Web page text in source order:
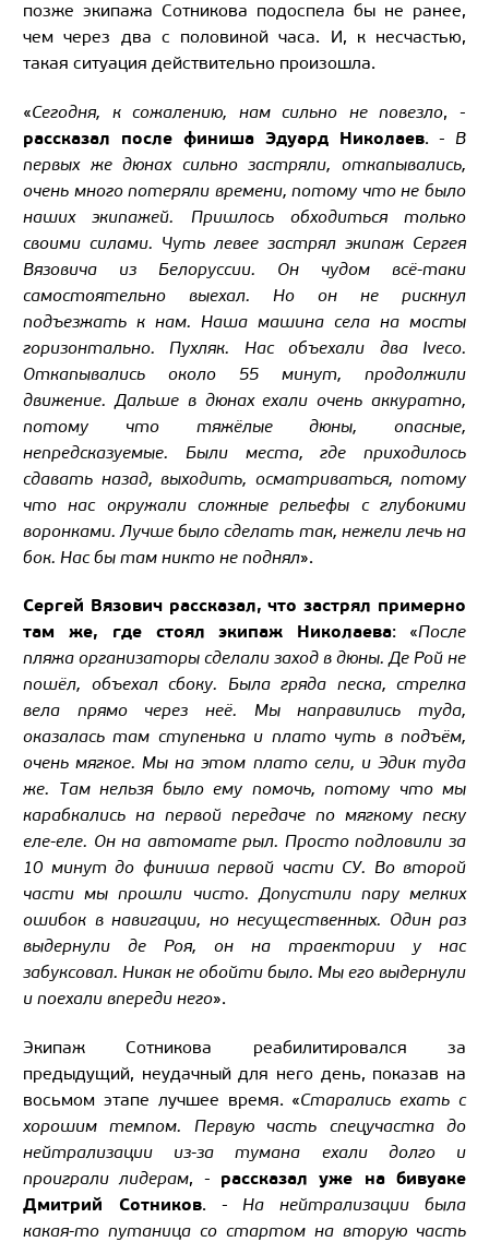
позже экипажа Сотникова подоспела бы не ранее,
чем через два с половиной часа. И, к несчастью,
такая ситуация действительно произошла.
«Сегодня, к сожалению, нам сильно не повезло, -
рассказал после финиша Эдуард Николаев. - В
первых же дюнах сильно застряли, откапывались,
очень много потеряли времени, потому что не было
наших экипажей. Пришлось обходиться только
своими силами. Чуть левее застрял экипаж Сергея
Вязовича из Белоруссии. Он чудом всё-таки
самостоятельно выехал. Но он не рискнул
подъезжать к нам. Наша машина села на мосты
горизонтально. Пухляк. Нас объехали два Iveco.
Откапывались около 55 минут, продолжили
движение. Дальше в дюнах ехали очень аккуратно,
потому что тяжёлые дюны, опасные,
непредсказуемые. Были места, где приходилось
сдавать назад, выходить, осматриваться, потому
что нас окружали сложные рельефы с глубокими
воронками. Лучше было сделать так, нежели лечь на
бок. Нас бы там никто не поднял».
Сергей Вязович рассказал, что застрял примерно
там же, где стоял экипаж Николаева: «После
пляжа организаторы сделали заход в дюны. Де Рой не
пошёл, объехал сбоку. Была гряда песка, стрелка
вела прямо через неё. Мы направились туда,
оказалась там ступенька и плато чуть в подъём,
очень мягкое. Мы на этом плато сели, и Эдик туда
же. Там нельзя было ему помочь, потому что мы
карабкались на первой передаче по мягкому песку
еле-еле. Он на автомате рыл. Просто подловили за
10 минут до финиша первой части СУ. Во второй
части мы прошли чисто. Допустили пару мелких
ошибок в навигации, но несущественных. Один раз
выдернули де Роя, он на траектории у нас
забуксовал. Никак не обойти было. Мы его выдернули
и поехали впереди него».
Экипаж Сотникова реабилитировался за
предыдущий, неудачный для него день, показав на
восьмом этапе лучшее время. «Старались ехать с
хорошим темпом. Первую часть спецучастка до
нейтрализации из-за тумана ехали долго и
проиграли лидерам, - рассказал уже на бивуаке
Дмитрий Сотников. -На нейтрализации была
какая-то путаница со стартом на вторую часть